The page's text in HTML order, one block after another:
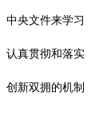
中央文件来学习
认真贯彻和落实
创新双拥的机制